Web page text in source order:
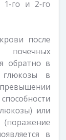
1-го и 2-го
после
почечных
обратно в
глюкозы в
или
в